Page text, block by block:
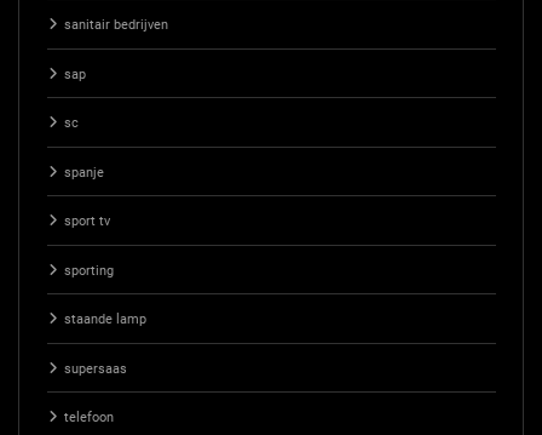
sanitair bedrijven
sap
sc
spanje
sport tv
sporting
staande lamp
supersaas
telefoon